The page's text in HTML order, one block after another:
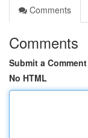
Comments
Comments
Submit a Comment
No HTML